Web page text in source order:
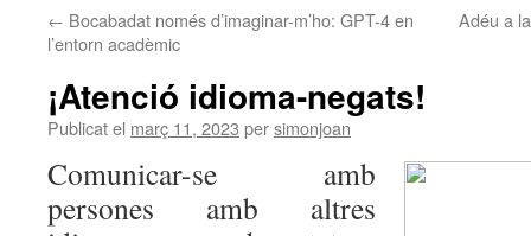
← Bocabadat només d’imaginar-m’ho: GPT-4 en
l’entorn acadèmic
Adéu a
¡Atenció idioma-negats!
Publicat el març 11, 2023 persimonjoan
Comunicar-se amb
persones amb altres